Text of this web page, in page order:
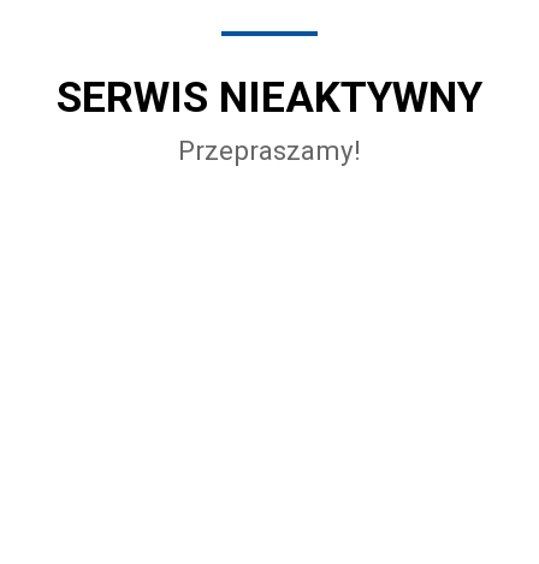
SERWIS NIEAKTYWNY
Przepraszamy!